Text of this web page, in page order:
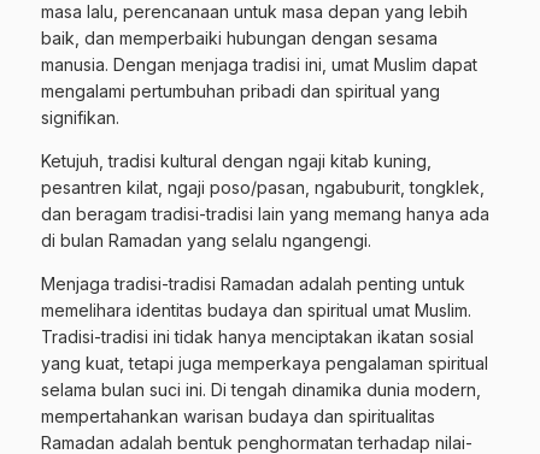
masa lalu, perencanaan untuk masa depan yang lebih
baik, dan memperbaiki hubungan dengan sesama
manusia. Dengan menjaga tradisi ini, umat Muslim dapat
mengalami pertumbuhan pribadi dan spiritual yang
signifikan.
Ketujuh, tradisi kultural dengan ngaji kitab kuning,
pesantren kilat, ngaji poso/pasan, ngabuburit, tongklek,
dan beragam tradisi-tradisi lain yang memang hanya ada
di bulan Ramadan yang selalu ngangengi.
Menjaga tradisi-tradisi Ramadan adalah penting untuk
memelihara identitas budaya dan spiritual umat Muslim.
Tradisi-tradisi ini tidak hanya menciptakan ikatan sosial
yang kuat, tetapi juga memperkaya pengalaman spiritual
selama bulan suci ini. Di tengah dinamika dunia modern,
mempertahankan warisan budaya dan spiritualitas
Ramadan adalah bentuk penghormatan terhadap nilai-